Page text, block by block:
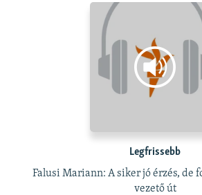
Legfrissebb
Falusi Mariann: A siker jó érzés, de
vezető út